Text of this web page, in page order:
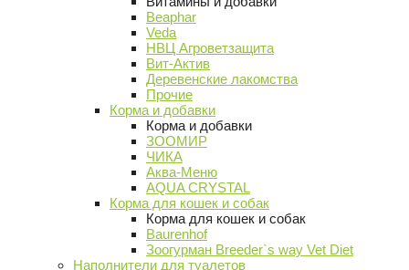
Beaphar
Veda
НВЦ Агроветзащита
Вит-Актив
Деревенские лакомства
Прочие
Корма и добавки
Корма и добавки
ЗООМИР
ЧИКА
Аква-Меню
AQUA CRYSTAL
Корма для кошек и собак
Корма для кошек и собак
Baurenhof
Зоогурман Breeder`s way Vet Diet
Наполнители для туалетов